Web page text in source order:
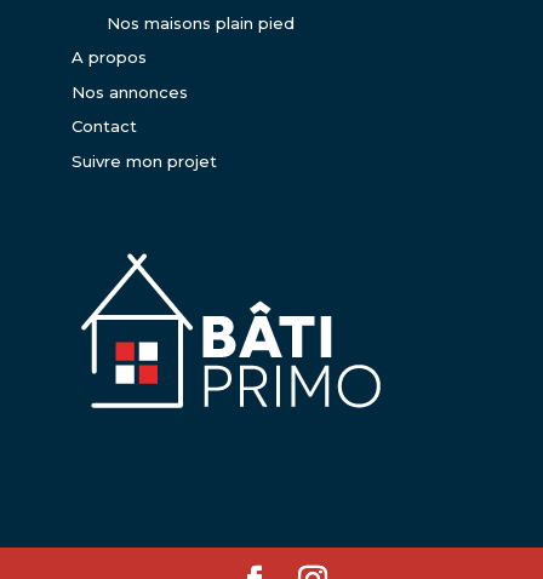
Nos maisons plain pied
A propos
Nos annonces
Contact
Suivre mon projet